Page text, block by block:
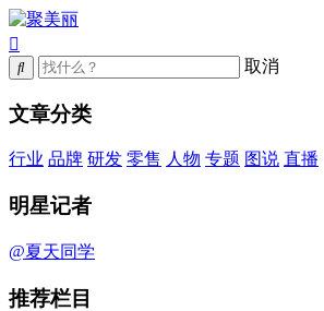
取消
文章分类
行业 品牌 研发 零售 人物 专题 图说 直播
明星记者
@夏天同学
推荐栏目